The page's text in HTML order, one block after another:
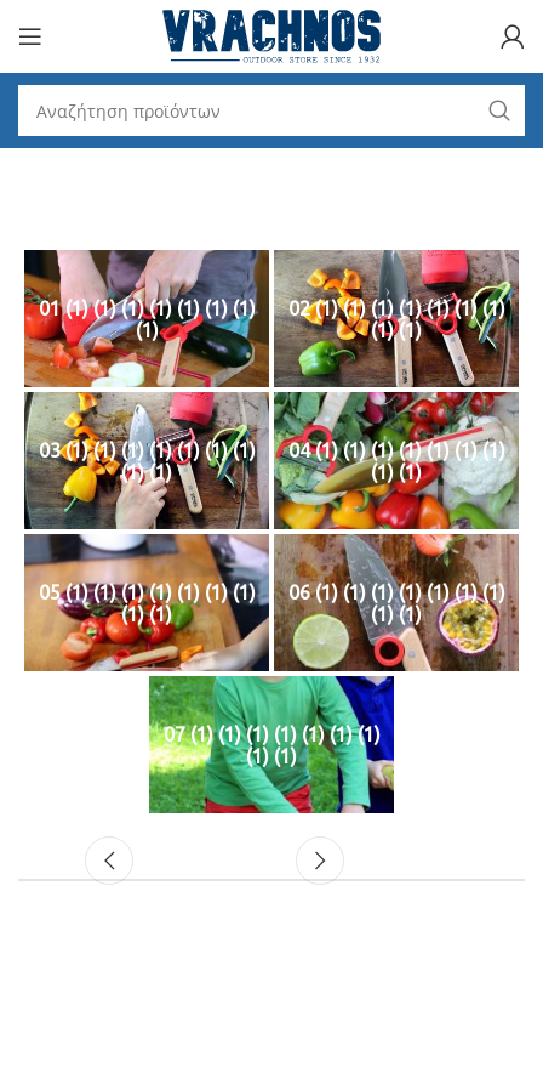
01 (1) (1) (1) (1) (1) (1) (1)
(1)
02 (1) (1) (1) (1) (1) (1) (1)
(1) (1)
03 (1) (1) (1) (1) (1) (1) (1)
(1) (1)
04 (1) (1) (1) (1) (1) (1) (1)
(1) (1)
05 (1) (1) (1) (1) (1) (1) (1)
(1) (1)
06 (1) (1) (1) (1) (1) (1) (1)
(1) (1)
07 (1) (1) (1) (1) (1) (1) (1)
(1) (1)